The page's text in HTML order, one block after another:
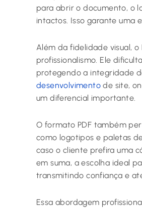
para abrir o documento, o
intactos. Isso garante uma
Além da fidelidade visual,
profissionalismo. Ele
protegendo a integridade
desenvolvimento de site,
um diferencial importante.
O formato PDF também
como logotipos e paletas
caso o cliente prefira uma
em suma, a escolha ideal
transmitindo confiança e
Essa abordagem